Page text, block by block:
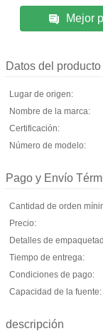
Mejor
Datos del producto
Lugar de origen:
Nombre de la marca:
Certificación:
Número de modelo:
Pago y Envío
Cantidad de orden
Precio:
Detalles de
Tiempo de entrega:
Condiciones de pago:
Capacidad de la fuente:
descripción